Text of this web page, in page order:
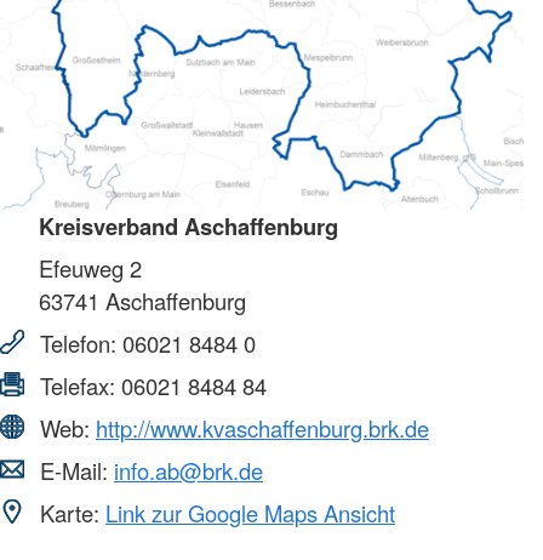
Kreisverband Aschaffenburg
Efeuweg 2
63741 Aschaffenburg
Telefon: 06021 8484 0
Telefax: 06021 8484 84
Web: http://www.kvaschaffenburg.brk.de
E-Mail: info.ab@brk.de
Karte: Link zur Google Maps Ansicht